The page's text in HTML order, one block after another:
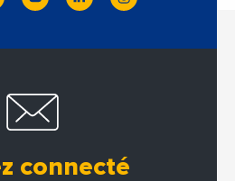
connecté